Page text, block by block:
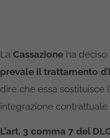
La Cassazione ha deciso
prevale il trattamento
dire che essa sostituisce
integrazione contrattuale
L’art. 3 comma 7 del